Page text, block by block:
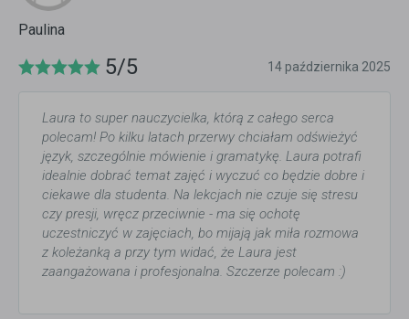
Paulina
5/5 14 października 2025
Laura to super nauczycielka, którą z całego serca
polecam! Po kilku latach przerwy chciałam odświeżyć
język, szczególnie mówienie i gramatykę. Laura potrafi
idealnie dobrać temat zajęć i wyczuć co będzie dobre i
ciekawe dla studenta. Na lekcjach nie czuje się stresu
czy presji, wręcz przeciwnie - ma się ochotę
uczestniczyć w zajęciach, bo mijają jak miła rozmowa
z koleżanką a przy tym widać, że Laura jest
zaangażowana i profesjonalna. Szczerze polecam :)